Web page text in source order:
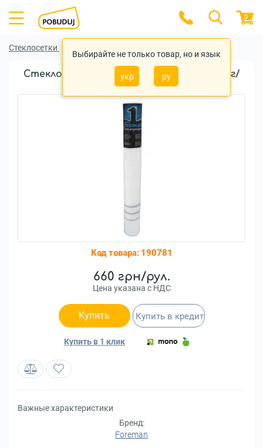
Выбирайте не только товар, но и язык
укр ру
0
Стеклосетки
Стеклосетка штукатурная Foreman 75г/
м2 50м2 (10208068)
Код товара: 190781
660 грн/рул.
Цена указана с НДС
Купить
Купить в 1 клик
Купить в кредит
Важные характеристики
Бренд:
Foreman